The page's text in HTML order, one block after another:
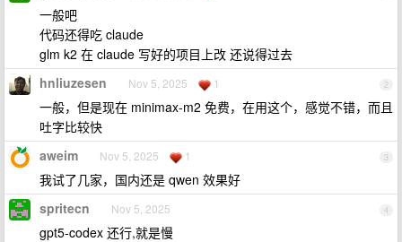
一般吧
代码还得吃 claude
glm k2 在 claude 写好的项目上改 还说得过去
2
hnliuzesen Nov 5, 2025 1
一般，但是现在 minimax-m2 免费，在用这个，感觉不错，而且
吐字比较快
3
aweim Nov 5, 2025 1
我试了几家，国内还是 qwen 效果好
4
spritecn Nov 5, 2025
gpt5-codex 还行,就是慢